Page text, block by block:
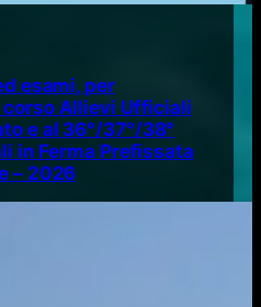
esami, per
corso Allievi Ufficiali
e al 36°/37°/38°
in Ferma Prefissata
– 2026